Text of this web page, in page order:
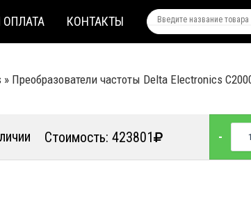
ОПЛАТА КОНТАКТЫ
» Преобразователи частоты Delta Electronics
Стоимость: 423801 -